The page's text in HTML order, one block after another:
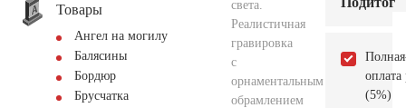
Товары
Ангел на могилу
Балясины
Бордюр
Брусчатка
света.
Реалистичная
гравировка
с
орнаментальным
обрамлением
Полная
оплата
(5%)